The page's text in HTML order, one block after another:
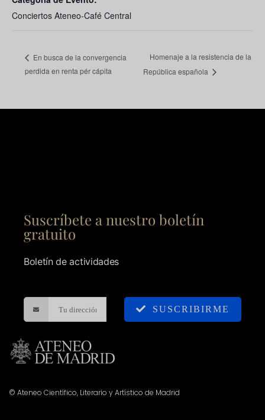
Conciertos Ateneo-Café Central
En busca de la convergencia
perdida en renta pér cápita
Homenaje a la resistencia de la
República española
Suscríbete a nuestro boletín
gratuito
Boletín de actividades
SUSCRIBIRME
© Ateneo Científico, Literario y Artístico de Madrid